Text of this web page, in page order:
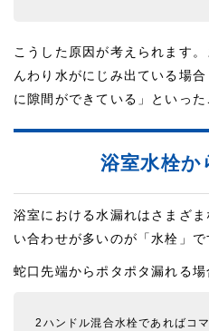
こうした原因が考えられます
んわり水がにじみ出ている場
に隙間ができている」といった
浴室水栓か
浴室における水漏れはさまざ
い合わせが多いのが「水栓」で
蛇口先端からポタポタ漏れる場
2ハンドル混合水栓であればコ